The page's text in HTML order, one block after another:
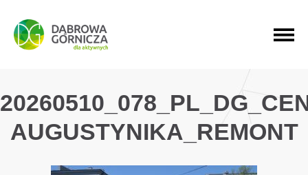
PRZEJDŹ DO MENU GŁÓWNEGO
PRZEJDŹ DO WYSZUKIWARKI
PRZEJDŹ DO TREŚCI
AUGUSTYNIKA_REMONT